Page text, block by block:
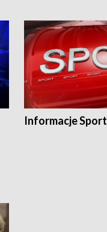
Informacje Sport